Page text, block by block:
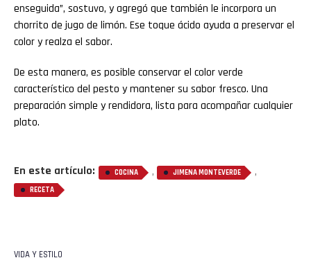
enseguida”, sostuvo, y agregó que también le incorpora un
chorrito de jugo de limón. Ese toque ácido ayuda a preservar el
color y realza el sabor.
De esta manera, es posible conservar el color verde
característico del pesto y mantener su sabor fresco. Una
preparación simple y rendidora, lista para acompañar cualquier
plato.
En este artículo: COCINA , JIMENA MONTEVERDE ,
RECETA
VIDA Y ESTILO